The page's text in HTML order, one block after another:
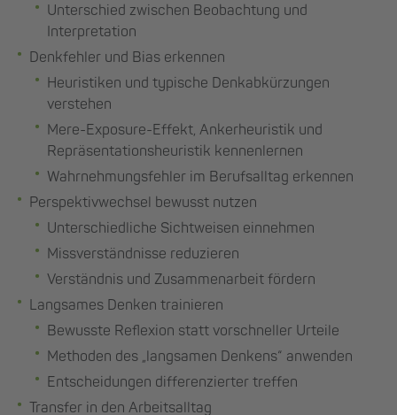
Unterschied zwischen Beobachtung und
Interpretation
Denkfehler und Bias erkennen
Heuristiken und typische Denkabkürzungen
verstehen
Mere-Exposure-Effekt, Ankerheuristik und
Repräsentationsheuristik kennenlernen
Wahrnehmungsfehler im Berufsalltag erkennen
Perspektivwechsel bewusst nutzen
Unterschiedliche Sichtweisen einnehmen
Missverständnisse reduzieren
Verständnis und Zusammenarbeit fördern
Langsames Denken trainieren
Bewusste Reflexion statt vorschneller Urteile
Methoden des „langsamen Denkens“ anwenden
Entscheidungen differenzierter treffen
Transfer in den Arbeitsalltag